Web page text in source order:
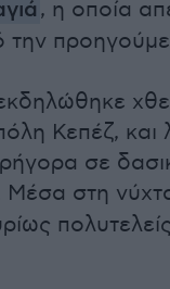
, η οποία
την
Κεπέζ,
σε
Μέσα στη